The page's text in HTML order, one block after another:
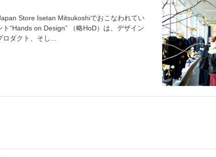
Store Isetan Mitsukoshiでおこなわれてい
“Hands on Design” （略HoD）は、デザイン
ダクト、そし...